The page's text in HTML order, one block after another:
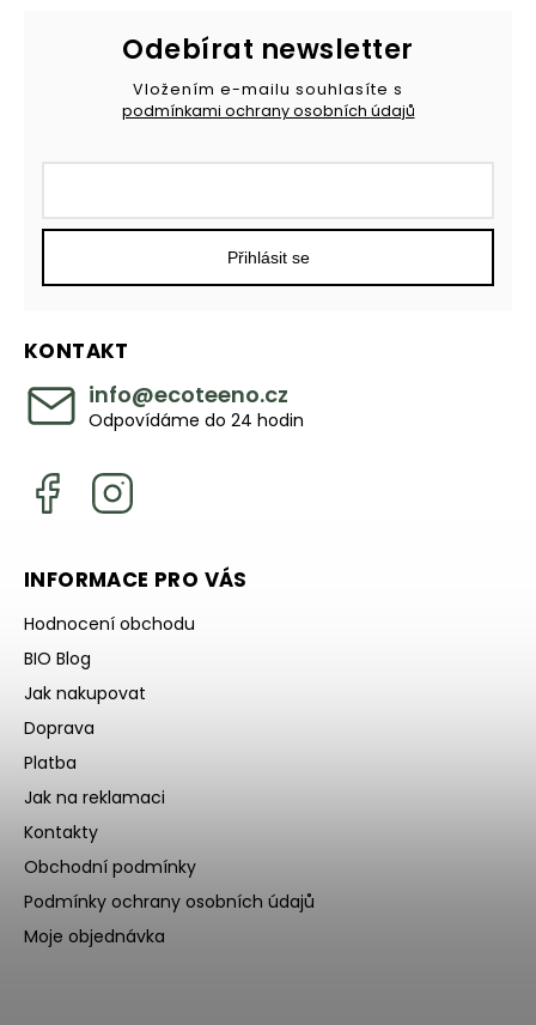
KONTAKT
info@ecoteeno.cz
Odpovídáme do 24 hodin
Odebírat newsletter
Vložením e-mailu souhlasíte s
podmínkami ochrany osobních údajů
Přihlásit se
INFORMACE PRO VÁS
Hodnocení obchodu
BIO Blog
Jak nakupovat
Doprava
Platba
Jak na reklamaci
Kontakty
Obchodní podmínky
Podmínky ochrany osobních údajů
Moje objednávka